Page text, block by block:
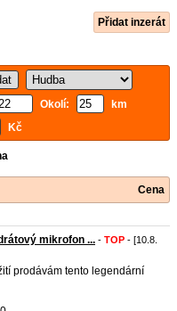
Přidat inzerát
Okolí:
km
Kč
Cena
mikrofon ... - TOP - [10.8.
prodávám tento legendární